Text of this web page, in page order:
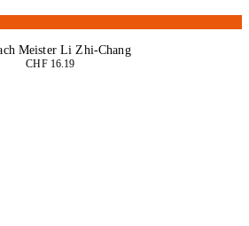
Meister Li Zhi-Chang
CHF 16.19